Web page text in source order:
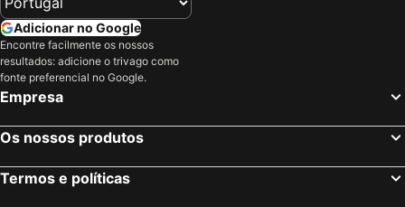
Rohtas Fort
Adicionar no Google
Encontre facilmente os nossos
resultados: adicione o trivago como
fonte preferencial no Google.
Empresa
Os nossos produtos
Termos e políticas